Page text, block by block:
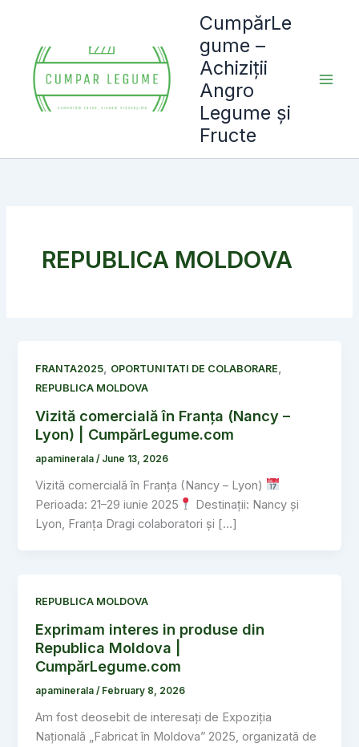
content
CumpărLe
gume –
Achiziții
Angro
Legume și
Fructe
REPUBLICA MOLDOVA
FRANTA2025, OPORTUNITATI DE COLABORARE,
REPUBLICA MOLDOVA
Vizită comercială în Franța (Nancy –
Lyon) | CumpărLegume.com
apaminerala/ June 13, 2026
Vizită comercială în Franța (Nancy – Lyon)
Perioada: 21–29 iunie 2025
Destinații: Nancy și
Lyon, Franța Dragi colaboratori și […]
REPUBLICA MOLDOVA
Exprimam interes in produse din
Republica Moldova |
CumpărLegume.com
apaminerala/ February 8, 2026
Am fost deosebit de interesați de Expoziția
Națională „Fabricat în Moldova” 2025, organizată de